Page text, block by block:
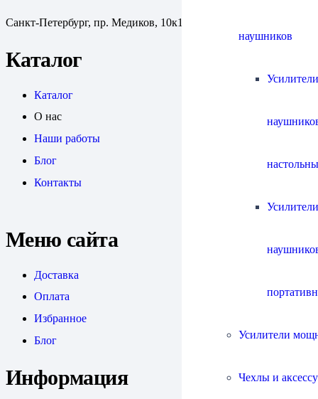
наушников
Усилители
Чехлы и
Санкт-Петербург, пр. Медиков, 10к1
Каталог
Каталог
О нас
Наши работы
Блог
Контакты
Меню сайта
Доставка
Оплата
Избранное
Блог
Информация